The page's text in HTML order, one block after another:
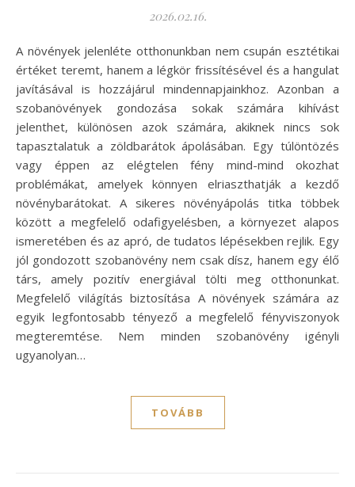
2026.02.16.
A növények jelenléte otthonunkban nem csupán esztétikai
értéket teremt, hanem a légkör frissítésével és a hangulat
javításával is hozzájárul mindennapjainkhoz. Azonban a
szobanövények gondozása sokak számára kihívást
jelenthet, különösen azok számára, akiknek nincs sok
tapasztalatuk a zöldbarátok ápolásában. Egy túlöntözés
vagy éppen az elégtelen fény mind-mind okozhat
problémákat, amelyek könnyen elriaszthatják a kezdő
növénybarátokat. A sikeres növényápolás titka többek
között a megfelelő odafigyelésben, a környezet alapos
ismeretében és az apró, de tudatos lépésekben rejlik. Egy
jól gondozott szobanövény nem csak dísz, hanem egy élő
társ, amely pozitív energiával tölti meg otthonunkat.
Megfelelő világítás biztosítása A növények számára az
egyik legfontosabb tényező a megfelelő fényviszonyok
megteremtése. Nem minden szobanövény igényli
ugyanolyan…
TOVÁBB